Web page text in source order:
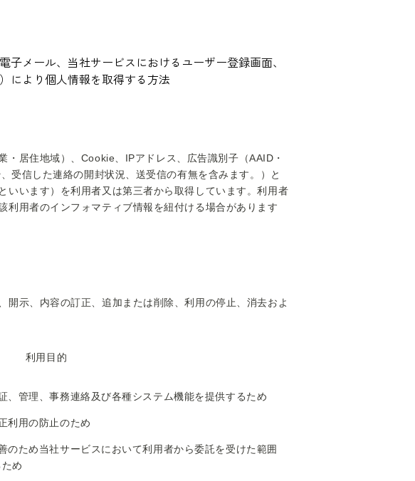
メール、当社サービスにおけるユーザー登録画面、
により個人情報を取得する方法
居住地域）、Cookie、IPアドレス、広告識別子（AAID・
受信した連絡の開封状況、送受信の有無を含みます。）と
いいます）を利用者又は第三者から取得しています。利用者
用者のインフォマティブ情報を紐付ける場合があります
示、内容の訂正、追加または削除、利用の停止、消去およ
利用目的
、管理、事務連絡及び各種システム機能を提供するため
利用の防止のため
のため当社サービスにおいて利用者から委託を受けた範囲
め